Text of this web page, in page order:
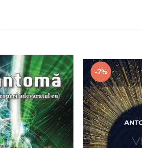
-7%